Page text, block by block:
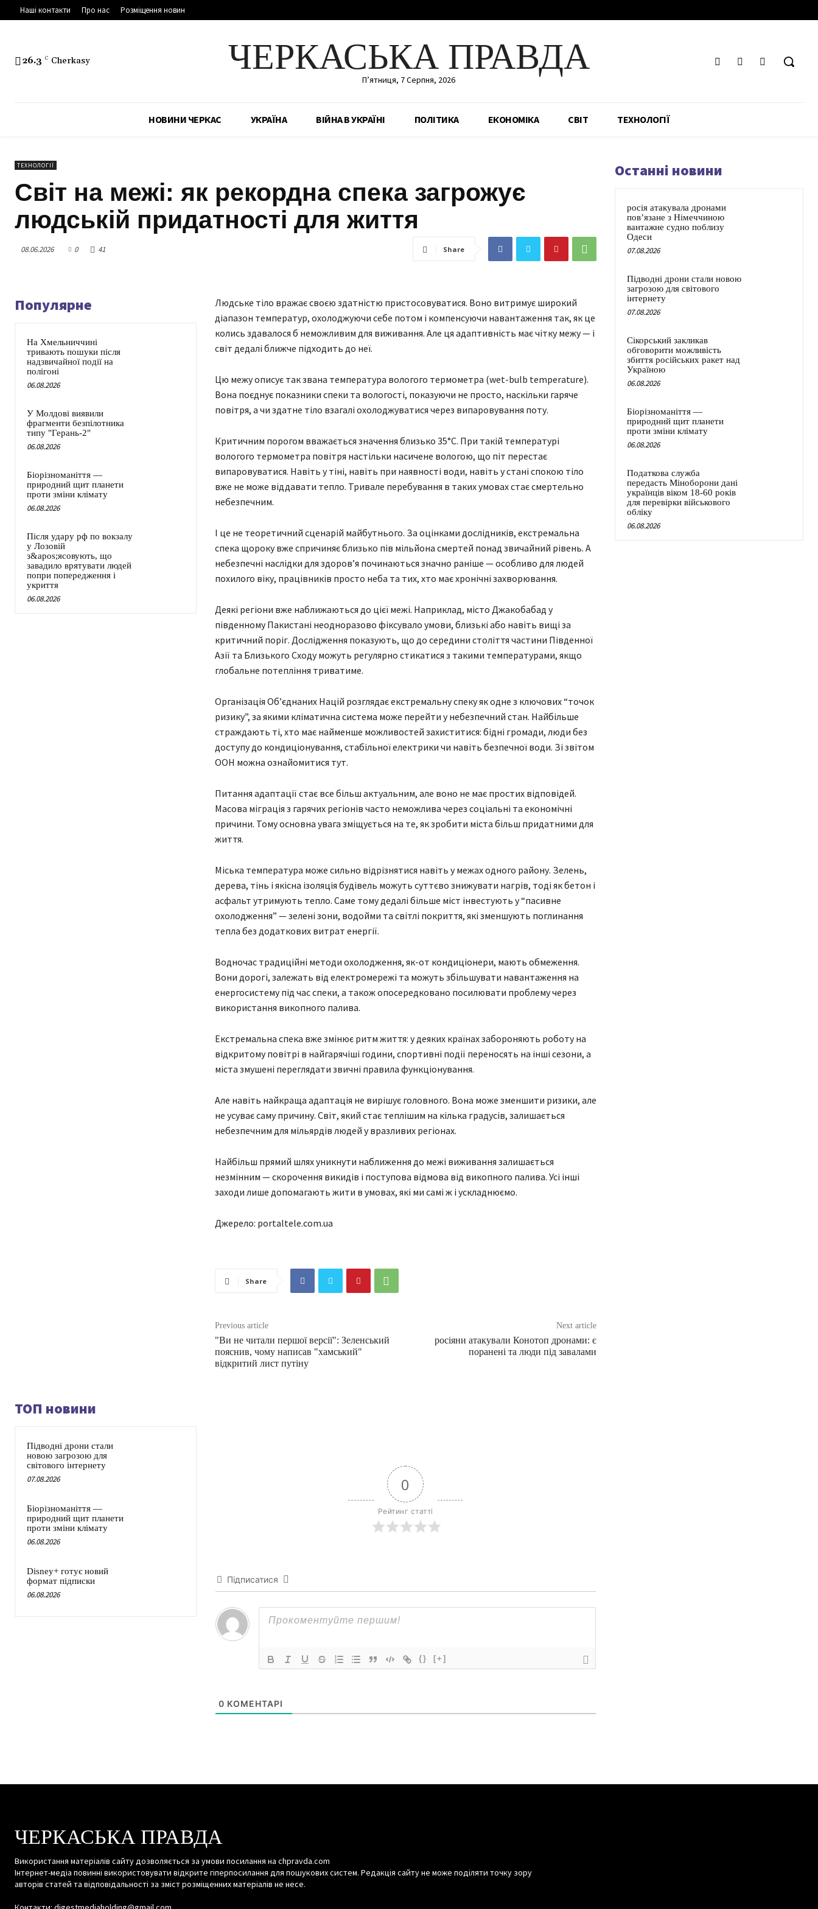
Наші контакти Про нас Розміщення новин
26.3 C Cherkasy ЧЕРКАСЬКА ПРАВДА
П’ятниця, 7 Серпня, 2026
НОВИНИ ЧЕРКАС УКРАЇНА ВІЙНА В УКРАЇНІ ПОЛІТИКА ЕКОНОМІКА СВІТ ТЕХНОЛОГІЇ
ТЕХНОЛОГІЇ
Світ на межі: як рекордна спека загрожує
людській придатності для життя
08.06.2026 0 41 Share
Популярне
На Хмельниччині
тривають пошуки після
надзвичайної події на
полігоні
06.08.2026
У Молдові виявили
фрагменти безпілотника
типу "Герань-2"
06.08.2026
Біорізноманіття —
природний щит планети
проти зміни клімату
06.08.2026
Після удару рф по вокзалу
у Лозовій
з&apos;ясовують, що
завадило врятувати людей
попри попередження і
укриття
06.08.2026
Людське тіло вражає своєю здатністю пристосовуватися. Воно витримує широкий
діапазон температур, охолоджуючи себе потом і компенсуючи навантаження так, як це
колись здавалося б неможливим для виживання. Але ця адаптивність має чітку межу — і
світ дедалі ближче підходить до неї.
Цю межу описує так звана температура вологого термометра (wet-bulb temperature).
Вона поєднує показники спеки та вологості, показуючи не просто, наскільки гаряче
повітря, а чи здатне тіло взагалі охолоджуватися через випаровування поту.
Критичним порогом вважається значення близько 35°C. При такій температурі
вологого термометра повітря настільки насичене вологою, що піт перестає
випаровуватися. Навіть у тіні, навіть при наявності води, навіть у стані спокою тіло
вже не може віддавати тепло. Тривале перебування в таких умовах стає смертельно
небезпечним.
І це не теоретичний сценарій майбутнього. За оцінками дослідників, екстремальна
спека щороку вже спричиняє близько пів мільйона смертей понад звичайний рівень. А
небезпечні наслідки для здоров’я починаються значно раніше — особливо для людей
похилого віку, працівників просто неба та тих, хто має хронічні захворювання.
Деякі регіони вже наближаються до цієї межі. Наприклад, місто Джакобабад у
південному Пакистані неодноразово фіксувало умови, близькі або навіть вищі за
критичний поріг. Дослідження показують, що до середини століття частини Південної
Азії та Близького Сходу можуть регулярно стикатися з такими температурами, якщо
глобальне потепління триватиме.
Організація Об’єднаних Націй розглядає екстремальну спеку як одне з ключових “точок
ризику”, за якими кліматична система може перейти у небезпечний стан. Найбільше
страждають ті, хто має найменше можливостей захиститися: бідні громади, люди без
доступу до кондиціонування, стабільної електрики чи навіть безпечної води. Зі звітом
ООН можна ознайомитися тут.
Питання адаптації стає все більш актуальним, але воно не має простих відповідей.
Масова міграція з гарячих регіонів часто неможлива через соціальні та економічні
причини. Тому основна увага зміщується на те, як зробити міста більш придатними для
життя.
Міська температура може сильно відрізнятися навіть у межах одного району. Зелень,
дерева, тінь і якісна ізоляція будівель можуть суттєво знижувати нагрів, тоді як бетон і
асфальт утримують тепло. Саме тому дедалі більше міст інвестують у “пасивне
охолодження” — зелені зони, водойми та світлі покриття, які зменшують поглинання
тепла без додаткових витрат енергії.
Водночас традиційні методи охолодження, як-от кондиціонери, мають обмеження.
Вони дорогі, залежать від електромережі та можуть збільшувати навантаження на
енергосистему під час спеки, а також опосередковано посилювати проблему через
використання викопного палива.
Екстремальна спека вже змінює ритм життя: у деяких країнах забороняють роботу на
відкритому повітрі в найгарячіші години, спортивні події переносять на інші сезони, а
міста змушені переглядати звичні правила функціонування.
Але навіть найкраща адаптація не вирішує головного. Вона може зменшити ризики, але
не усуває саму причину. Світ, який стає теплішим на кілька градусів, залишається
небезпечним для мільярдів людей у вразливих регіонах.
Найбільш прямий шлях уникнути наближення до межі виживання залишається
незмінним — скорочення викидів і поступова відмова від викопного палива. Усі інші
заходи лише допомагають жити в умовах, які ми самі ж і ускладнюємо.
Джерело: portaltele.com.ua
Share
Previous article
"Ви не читали першої версії": Зеленський
пояснив, чому написав "хамський"
відкритий лист путіну
Next article
росіяни атакували Конотоп дронами: є
поранені та люди під завалами
ТОП новини
Підводні дрони стали
новою загрозою для
світового інтернету
07.08.2026
Біорізноманіття —
природний щит планети
проти зміни клімату
06.08.2026
Disney+ готує новий
формат підписки
06.08.2026
0
Рейтинг статті
Підписатися
{} [+]
0 КОМЕНТАРІ
Останні новини
росія атакувала дронами
пов’язане з Німеччиною
вантажне судно поблизу
Одеси
07.08.2026
Підводні дрони стали новою
загрозою для світового
інтернету
07.08.2026
Сікорський закликав
обговорити можливість
збиття російських ракет над
Україною
06.08.2026
Біорізноманіття —
природний щит планети
проти зміни клімату
06.08.2026
Податкова служба
передасть Міноборони дані
українців віком 18-60 років
для перевірки військового
обліку
06.08.2026
ЧЕРКАСЬКА ПРАВДА
Використання матеріалів сайту дозволяється за умови посилання на chpravda.com
Інтернет-медіа повинні використовувати відкрите гіперпосилання для пошукових систем. Редакція сайту не може поділяти точку зору
авторів статей та відповідальності за зміст розміщенних матеріалів не несе.